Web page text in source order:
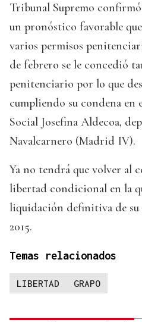
Tribunal Supremo
un pronóstico favorable
varios permisos
de febrero se le concedió
penitenciario por lo que
cumpliendo su condena
Social Josefina Aldecoa,
Navalcarnero (Madrid IV).
Ya no tendrá que volver al
libertad condicional en la
liquidación definitiva de su
2015.
Temas relacionados
LIBERTAD GRAPO